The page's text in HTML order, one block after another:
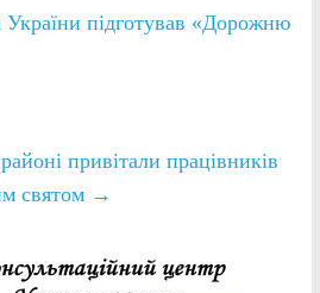
підготував «Дорожню
привітали працівників
святом →